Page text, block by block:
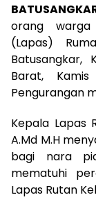
orang warga
(Lapas)
Batusangkar,
Barat,
Pengurangan
Kepala Lapas
A.Md M.H
bagi nara
mematuhi
Lapas Rutan